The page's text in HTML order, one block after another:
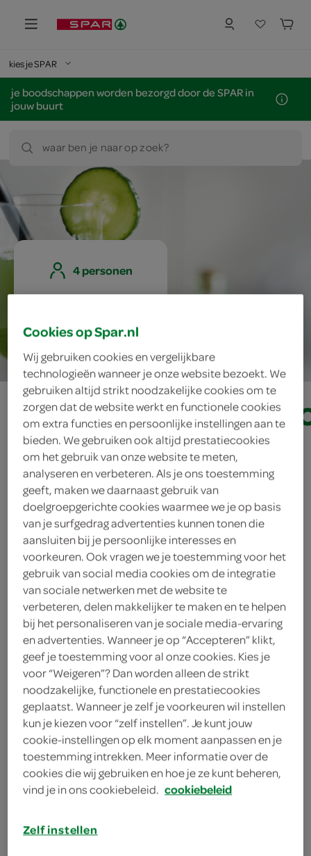
kies je SPAR
je boodschappen worden bezorgd door de SPAR in
jouw buurt
waar ben je naar op zoek?
4 personen
10 min.
ingrediënten
2 eetlepels chilisaus
komkommer
3 eetlepels gezouten pinda’s
1 snee wit brood
kies je winkel
benodigdheden
meloenbolletjessteker
bereiden
deel op twitter
Cookies op Spar.nl
Wij gebruiken cookies en vergelijkbare
technologieën wanneer je onze website bezoekt. We
gebruiken altijd strikt noodzakelijke cookies om te
zorgen dat de website werkt en functionele cookies
om extra functies en persoonlijke instellingen aan te
bieden. We gebruiken ook altijd prestatiecookies
om het gebruik van onze website te meten,
analyseren en verbeteren. Als je ons toestemming
geeft, maken we daarnaast gebruik van
doelgroepgerichte cookies waarmee we je op basis
van je surfgedrag advertenties kunnen tonen die
aansluiten bij je persoonlijke interesses en
voorkeuren. Ook vragen we je toestemming voor het
gebruik van social media cookies om de integratie
van sociale netwerken met de website te
verbeteren, delen makkelijker te maken en te helpen
bij het personaliseren van je sociale media-ervaring
en advertenties. Wanneer je op “Accepteren” klikt,
geef je toestemming voor al onze cookies. Kies je
voor “Weigeren”? Dan worden alleen de strikt
noodzakelijke, functionele en prestatiecookies
geplaatst. Wanneer je zelf je voorkeuren wil instellen
kun je kiezen voor “zelf instellen”. Je kunt jouw
cookie-instellingen op elk moment aanpassen en je
toestemming intrekken. Meer informatie over de
cookies die wij gebruiken en hoe je ze kunt beheren,
vind je in ons cookiebeleid. cookiebeleid
Zelf instellen